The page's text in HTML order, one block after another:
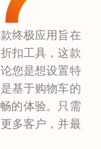
款终极应用旨在
扣工具，这款
您是想设置特
基于购物车的
的体验。只需
多客户，并最